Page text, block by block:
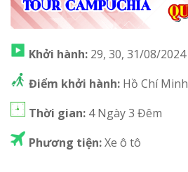
Khởi hành:29, 30, 31/08/2024
Điểm khởi hành: Hồ Chí Minh
Thời gian: 4 Ngày 3 Đêm
Phương tiện:Xe ô tô